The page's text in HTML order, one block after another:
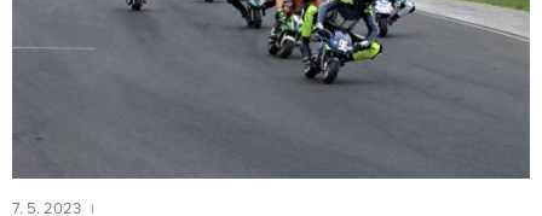
7. 5. 2023 |